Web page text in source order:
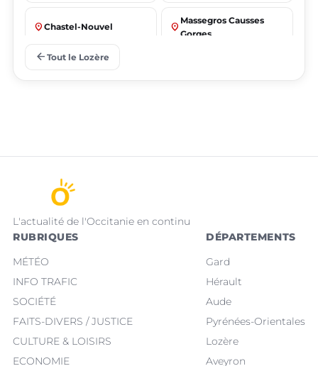
place Chastel-Nouvel place
Massegros Causses
Gorges
place Badaroux
arrow_back Tout le Lozère
L'actualité de l'Occitanie en continu
RUBRIQUES
MÉTÉO
INFO TRAFIC
SOCIÉTÉ
FAITS-DIVERS / JUSTICE
CULTURE & LOISIRS
ECONOMIE
DÉPARTEMENTS
Gard
Hérault
Aude
Pyrénées-Orientales
Lozère
Aveyron